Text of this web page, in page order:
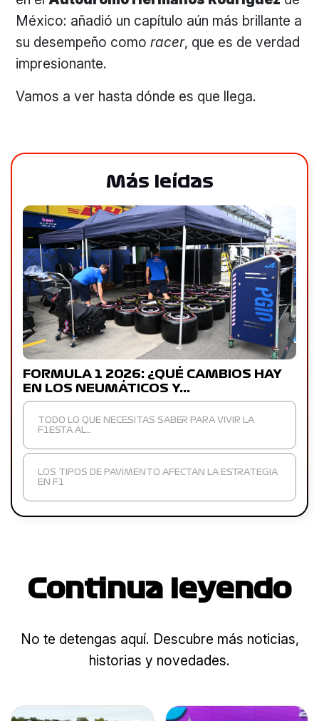
México: añadió un capítulo aún más brillante a
su desempeño comoracer, que es de verdad
impresionante.
Vamos a ver hasta dónde es que llega.
Más leídas
FORMULA 1 2026: ¿QUÉ CAMBIOS HAY
EN LOS NEUMÁTICOS Y…
TODO LO QUE NECESITAS SABER PARA VIVIR LA
F1ESTA AL…
LOS TIPOS DE PAVIMENTO AFECTAN LA ESTRATEGIA
EN F1
Continua leyendo
No te detengas aquí. Descubre más noticias,
historias y novedades.